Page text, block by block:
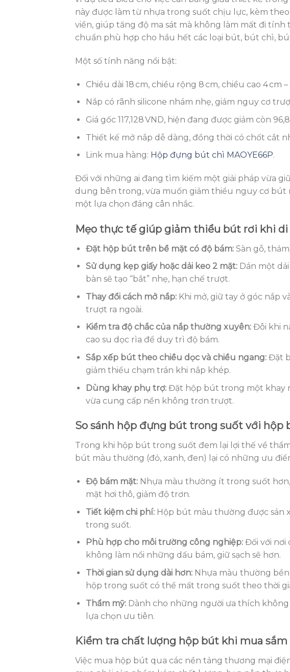
này được làm từ nhựa trong suốt chịu lực, kèm
viền, giúp tăng độ ma sát mà không làm mất đi tính
chuẩn phù hợp cho hầu hết các loại bút, bút chì,
Một số tính năng nổi bật:
Chiều dài 18 cm, chiều rộng 8 cm, chiều cao 4 cm
Nắp có rãnh silicone nhám nhẹ, giảm nguy cơ
Giá gốc 117,128 VND, hiện đang được giảm còn
Thiết kế mở nắp dễ dàng, đồng thời có chốt cắt
Link mua hàng: Hộp đựng bút chì MAOYE66P.
Đối với những ai đang tìm kiếm một giải pháp vừa
dung bên trong, vừa muốn giảm thiểu nguy cơ bút
một lựa chọn đáng cân nhắc.
Mẹo thực tế giúp giảm thiểu bút rơi khi
Đặt hộp bút trên bề mặt có độ bám:Sàn gỗ,
Sử dụng kẹp giấy hoặc dải keo 2 mặt:Dán một
bàn sẽ tạo “bắt” nhẹ, hạn chế trượt.
Thay đổi cách mở nắp:Khi mở, giữ tay ở góc nắp
trượt ra ngoài.
Kiểm tra độ chắc của nắp thường xuyên:Đôi khi
cao su dọc rìa để duy trì độ bám.
Sắp xếp bút theo chiều dọc và chiều ngang:Đặt
giảm thiểu chạm trán khi nắp khép.
Dùng khay phụ trợ:Đặt hộp bút trong một khay
vừa cung cấp nền không trơn trượt.
So sánh hộp đựng bút trong suốt với hộp
Trong khi hộp bút trong suốt đem lại lợi thế về
bút màu thường (đỏ, xanh, đen) lại có những ưu
Độ bám mặt:Nhựa màu thường ít trong suốt
mặt hơi thô, giảm độ trơn.
Tiết kiệm chi phí:Hộp bút màu thường được sản
trong suốt.
Phù hợp cho môi trường công nghiệp:Đối với nơi
không làm nổi những dấu bám, giữ sạch sẽ hơn.
Thời gian sử dụng dài hơn:Nhựa màu thường bền
hộp trong suốt có thể mất trong suốt theo thời
Thẩm mỹ:Dành cho những người ưa thích không
lựa chọn ưu tiên.
Kiểm tra chất lượng hộp bút khi mua sắm
Việc mua hộp bút qua các nền tảng thương mại